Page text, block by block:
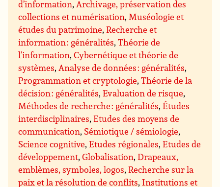
d’information,Archivage, préservation des
collections et numérisation,Muséologie et
études du patrimoine,Recherche et
information : généralités,Théorie de
l’information,Cybernétique et théorie de
systèmes,Analyse de données : généralités,
Programmation et cryptologie,Théorie de la
décision : généralités,Evaluation de risque,
Méthodes de recherche : généralités,Études
interdisciplinaires,Etudes des moyens de
communication, Sémiotique / sémiologie,
Science cognitive,Etudes régionales,Etudes de
développement,Globalisation,Drapeaux,
emblèmes, symboles, logos,Recherche sur la
paix et la résolution de conflits, Institutions et